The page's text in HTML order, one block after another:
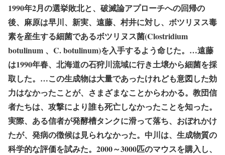
1990年2月の選挙敗北と、破滅論アプローチへの回帰の
後、麻原は早川、新実、遠藤、村井に対し、ボツリヌス毒
素を産生する細菌であるボツリヌス菌(Clostridium
botulinum 、C. botulinum)を入手するよう命じた。…遠藤
は1990年春、北海道の石狩川流域に行き土壌から細菌を採
取した。…この生成物は大量であったけれども意図した効
力はなかったことが、さまざまなことからわかる。教団信
者たちは、攻撃により誰も死亡しなかったことを知った。
実際、ある信者が発酵槽タンクに滑って落ち、おぼれかけ
たが、発病の徴候は見られなかった。中川は、生成物質の
科学的な評価を試みた。2000～3000匹のマウスを購入し、